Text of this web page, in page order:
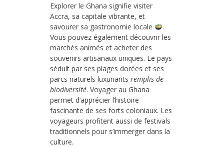
Explorer le Ghana signifie visiter
Accra, sa capitale vibrante, et
savourer sa gastronomie locale
.
Vous pouvez également découvrir les
marchés animés et acheter des
souvenirs artisanaux uniques. Le pays
séduit par ses plages dorées et ses
parcs naturels luxuriants remplis de
biodiversité. Voyager au Ghana
permet d’apprécier l’histoire
fascinante de ses forts coloniaux. Les
voyageurs profitent aussi de festivals
traditionnels pour s’immerger dans la
culture.